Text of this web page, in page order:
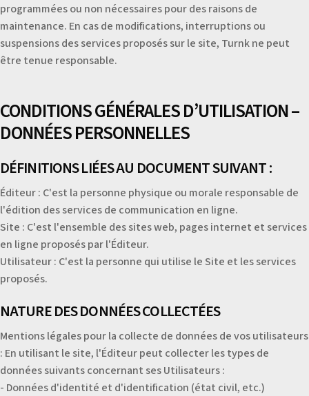
programmées ou non nécessaires pour des raisons de
maintenance. En cas de modifications, interruptions ou
suspensions des services proposés sur le site, Turnk ne peut
être tenue responsable.
CONDITIONS GÉNÉRALES D’UTILISATION –
DONNÉES PERSONNELLES
DÉFINITIONS LIÉES AU DOCUMENT SUIVANT :
Éditeur : C'est la personne physique ou morale responsable de
l'édition des services de communication en ligne.
Site : C'est l'ensemble des sites web, pages internet et services
en ligne proposés par l'Éditeur.
Utilisateur : C'est la personne qui utilise le Site et les services
proposés.
NATURE DES DONNÉES COLLECTÉES
Mentions légales pour la collecte de données de vos utilisateurs
: En utilisant le site, l'Éditeur peut collecter les types de
données suivants concernant ses Utilisateurs :
- Données d'identité et d'identification (état civil, etc.)